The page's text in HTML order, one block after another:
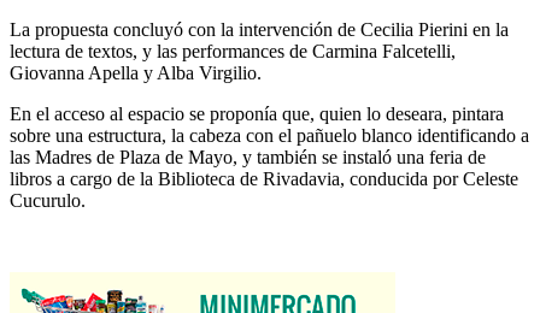
La propuesta concluyó con la intervención de Cecilia Pierini en la
lectura de textos, y las performances de Carmina Falcetelli,
Giovanna Apella y Alba Virgilio.
En el acceso al espacio se proponía que, quien lo deseara, pintara
sobre una estructura, la cabeza con el pañuelo blanco identificando a
las Madres de Plaza de Mayo, y también se instaló una feria de
libros a cargo de la Biblioteca de Rivadavia, conducida por Celeste
Cucurulo.